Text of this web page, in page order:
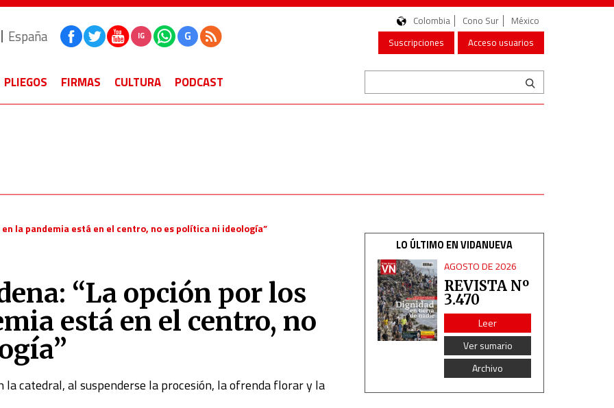
España IG G
Colombia Cono Sur
México
Suscripciones
Acceso usuarios
PLIEGOS FIRMAS CULTURA PODCAST
la pandemia está en el centro, no es política ni ideología”
“La opción por los
está en el centro, no
catedral, al suspenderse la procesión, la ofrenda florar y la
LO ÚLTIMO EN VIDANUEVA
AGOSTO DE 2026
REVISTA Nº
3.470
Leer
Ver sumario
Archivo